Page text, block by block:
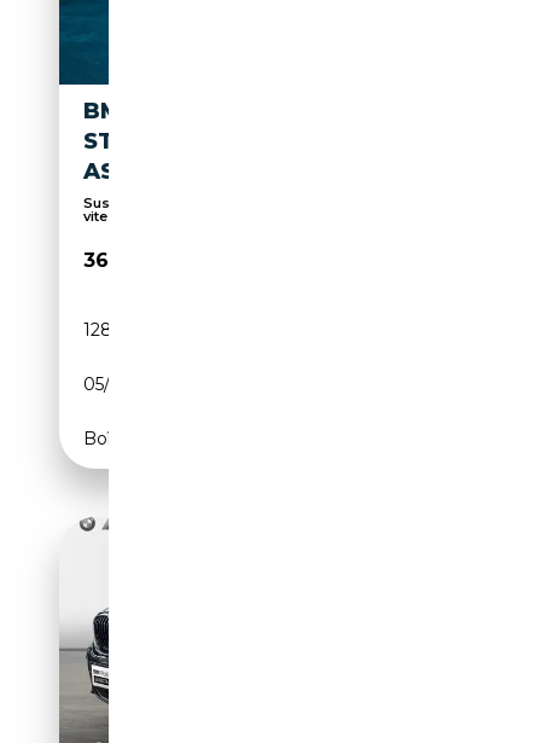
BMW X4 XDRIVE20D
STHZ+NAVI+SHZ+HIFI+FERNL.
ASS+LED+BT
Suspension sport, Palettes de changement de
vitess...
36 690€
128 800 km
05/2023
Boîte automatique